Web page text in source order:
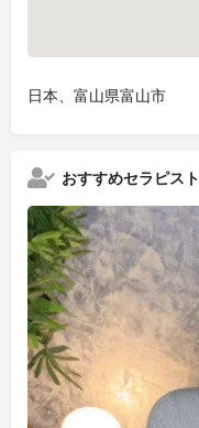
日本、富山県富山市
おすすめセラピスト